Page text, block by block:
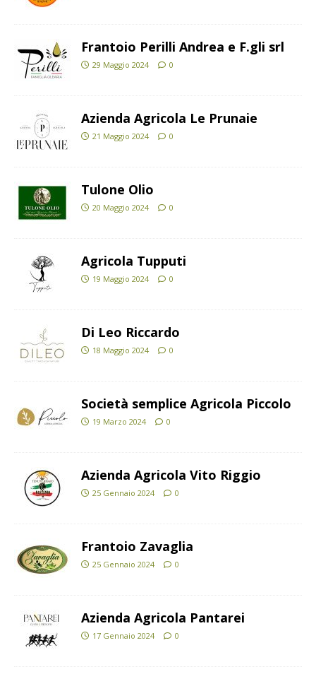
Frantoio Perilli Andrea e F.gli srl
29 Maggio 2024 0
Azienda Agricola Le Prunaie
21 Maggio 2024 0
Tulone Olio
20 Maggio 2024 0
Agricola Tupputi
19 Maggio 2024 0
Di Leo Riccardo
18 Maggio 2024 0
Società semplice Agricola Piccolo
19 Marzo 2024 0
Azienda Agricola Vito Riggio
25 Gennaio 2024 0
Frantoio Zavaglia
25 Gennaio 2024 0
Azienda Agricola Pantarei
17 Gennaio 2024 0